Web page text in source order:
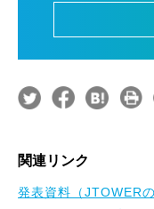
関連リンク
発表資料（JTOWER